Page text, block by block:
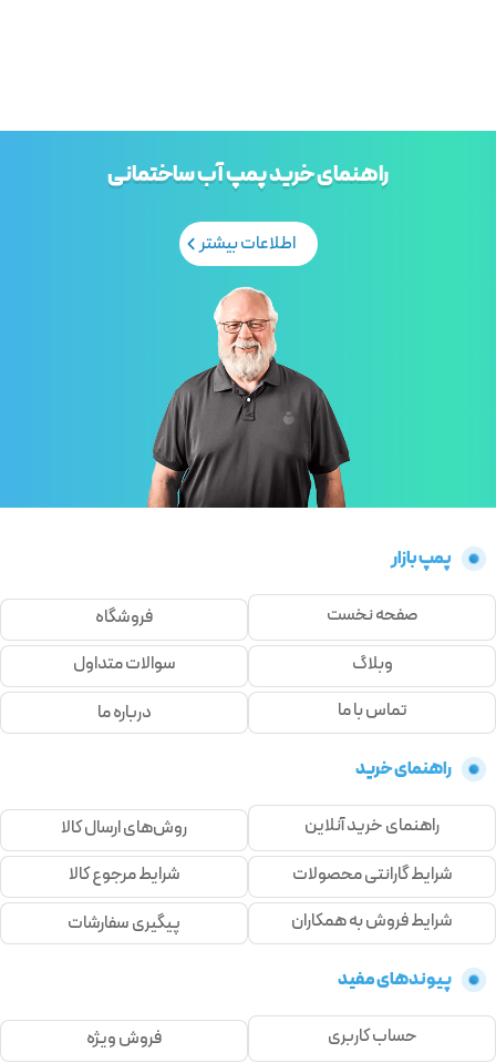
راهنمای خرید پمپ آب ساختمانی
اطلاعات بیشتر
پمپ بازار
صفحه نخست
فروشگاه
وبلاگ
سوالات متداول
تماس با ما
درباره ما
راهنمای خرید
راهنمای خرید آنلاین
روش‌های ارسال کالا
شرایط گارانتی محصولات
شرایط مرجوع کالا
شرایط فروش به همکاران
پیگیری سفارشات
پیوندهای مفید
حساب کاربری
فروش ویژه